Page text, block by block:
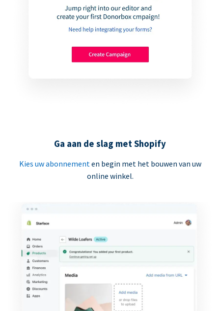
Ga aan de slag met Shopify
Kies uw abonnement en begin met het bouwen van uw
online winkel.